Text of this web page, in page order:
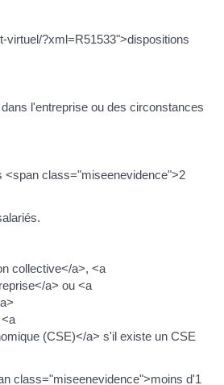
virtuel/?xml=R51533">dispositions
l'entreprise ou des circonstances
<span class="miseenevidence">2
collective</a>, <a
a> ou <a
(CSE)</a> s'il existe un CSE
class="miseenevidence">moins d'1